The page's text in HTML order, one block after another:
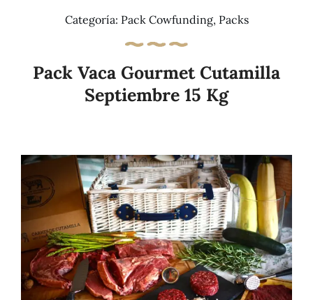
Categoría: Pack Cowfunding, Packs
Pack Vaca Gourmet Cutamilla
Septiembre 15 Kg